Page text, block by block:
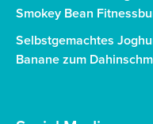
Smokey Bean
Selbstgemachtes
Banane zum